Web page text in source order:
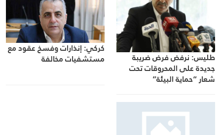
طليس: نرفض فرض ضريبة
جديدة على المحروقات تحت
شعار “حماية البيئة”
كركي: إنذارات وفسخ عقود مع
مستشفيات مخالفة